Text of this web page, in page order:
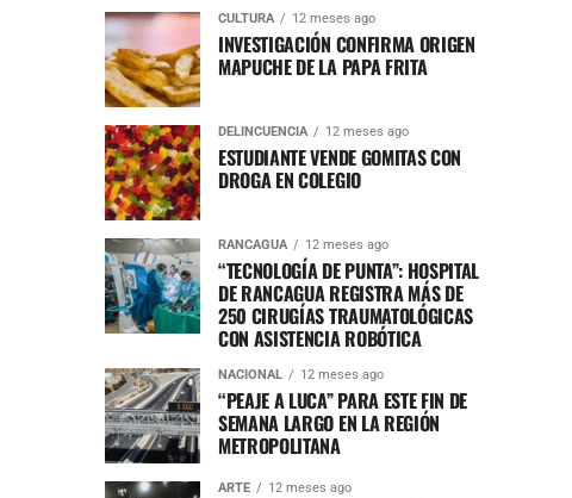
CULTURA 12 meses ago
INVESTIGACIÓN CONFIRMA ORIGEN
MAPUCHE DE LA PAPA FRITA
DELINCUENCIA 12 meses ago
ESTUDIANTE VENDE GOMITAS CON
DROGA EN COLEGIO
RANCAGUA 12 meses ago
“TECNOLOGÍA DE PUNTA”: HOSPITAL
DE RANCAGUA REGISTRA MÁS DE
250 CIRUGÍAS TRAUMATOLÓGICAS
CON ASISTENCIA ROBÓTICA
NACIONAL 12 meses ago
“PEAJE A LUCA” PARA ESTE FIN DE
SEMANA LARGO EN LA REGIÓN
METROPOLITANA
ARTE 12 meses ago